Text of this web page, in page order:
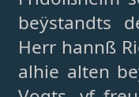
beÿstandts
Herr hannß
alhie alten